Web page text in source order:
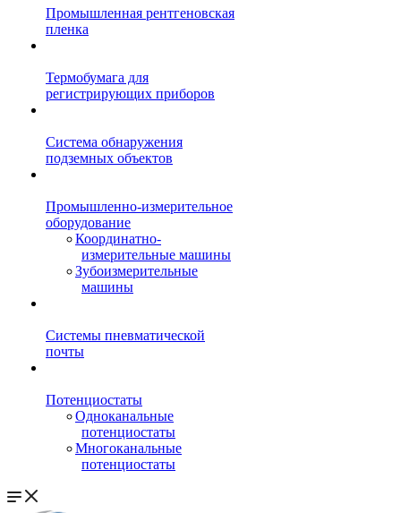
Промышленная рентгеновская
пленка
Термобумага для
регистрирующих приборов
Система обнаружения
подземных объектов
Промышленно-измерительное
оборудование
Координатно-
измерительные машины
Зубоизмерительные
машины
Системы пневматической
почты
Потенциостаты
Одноканальные
потенциостаты
Многоканальные
потенциостаты